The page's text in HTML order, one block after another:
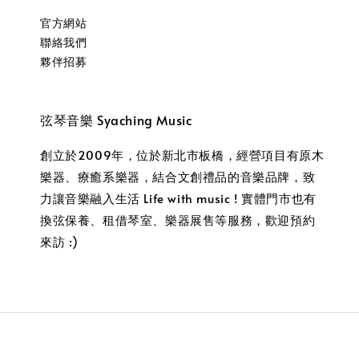
官方網站
聯絡我們
夥伴招募
弦琴音樂 Syaching Music
創立於2009年，位於新北市板橋，經營項目有原木
樂器、療癒系樂器，結合文創禮品的音樂品牌，致
力讓音樂融入生活 Life with music ! 實體門市也有
換弦保養、租借琴室、樂器展售等服務，歡迎預約
來訪 :)